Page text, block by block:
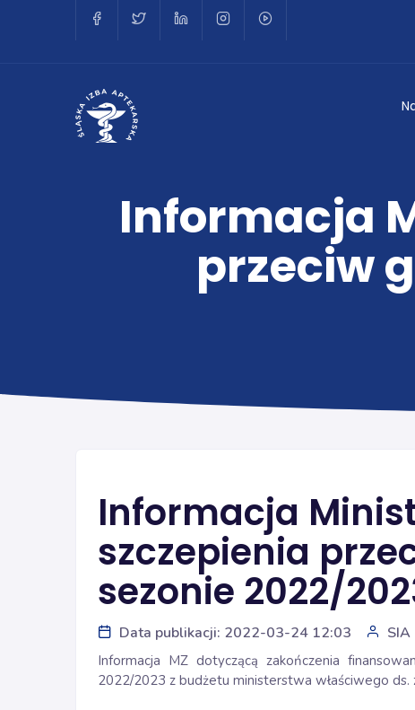
Informacja
przeciw
Informacja
szczepienia
sezonie 2022/
Data publikacji: 2022-03-24 12:03 SIA
Informacja MZ dotyczącą zakończenia
2022/2023 z budżetu ministerstwa właściwego ds.